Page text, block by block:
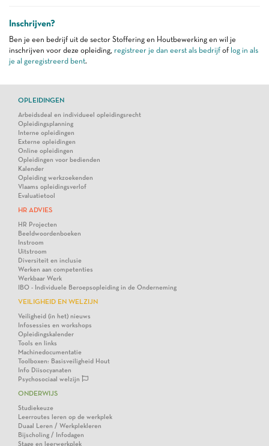
Inschrijven?
Ben je een bedrijf uit de sector Stoffering en Houtbewerking en wil je
inschrijven voor deze opleiding, registreer je dan eerst als bedrijf of log in als
je al geregistreerd bent.
OPLEIDINGEN
Arbeidsdeal en individueel opleidingsrecht
Opleidingsplanning
Interne opleidingen
Externe opleidingen
Online opleidingen
Opleidingen voor bedienden
Kalender
Opleiding werkzoekenden
Vlaams opleidingsverlof
Evaluatietool
HR ADVIES
HR Projecten
Beeldwoordenboeken
Instroom
Uitstroom
Diversiteit en inclusie
Werken aan competenties
Werkbaar Werk
IBO - Individuele Beroepsopleiding in de Onderneming
VEILIGHEID EN WELZIJN
Veiligheid (in het) nieuws
Infosessies en workshops
Opleidingskalender
Tools en links
Machinedocumentatie
Toolboxen: Basisveiligheid Hout
Info Diisocyanaten
Psychosociaal welzijn
ONDERWIJS
Studiekeuze
Leerroutes leren op de werkplek
Duaal Leren / Werkplekleren
Bijscholing / Infodagen
Stage en leerwerkplek